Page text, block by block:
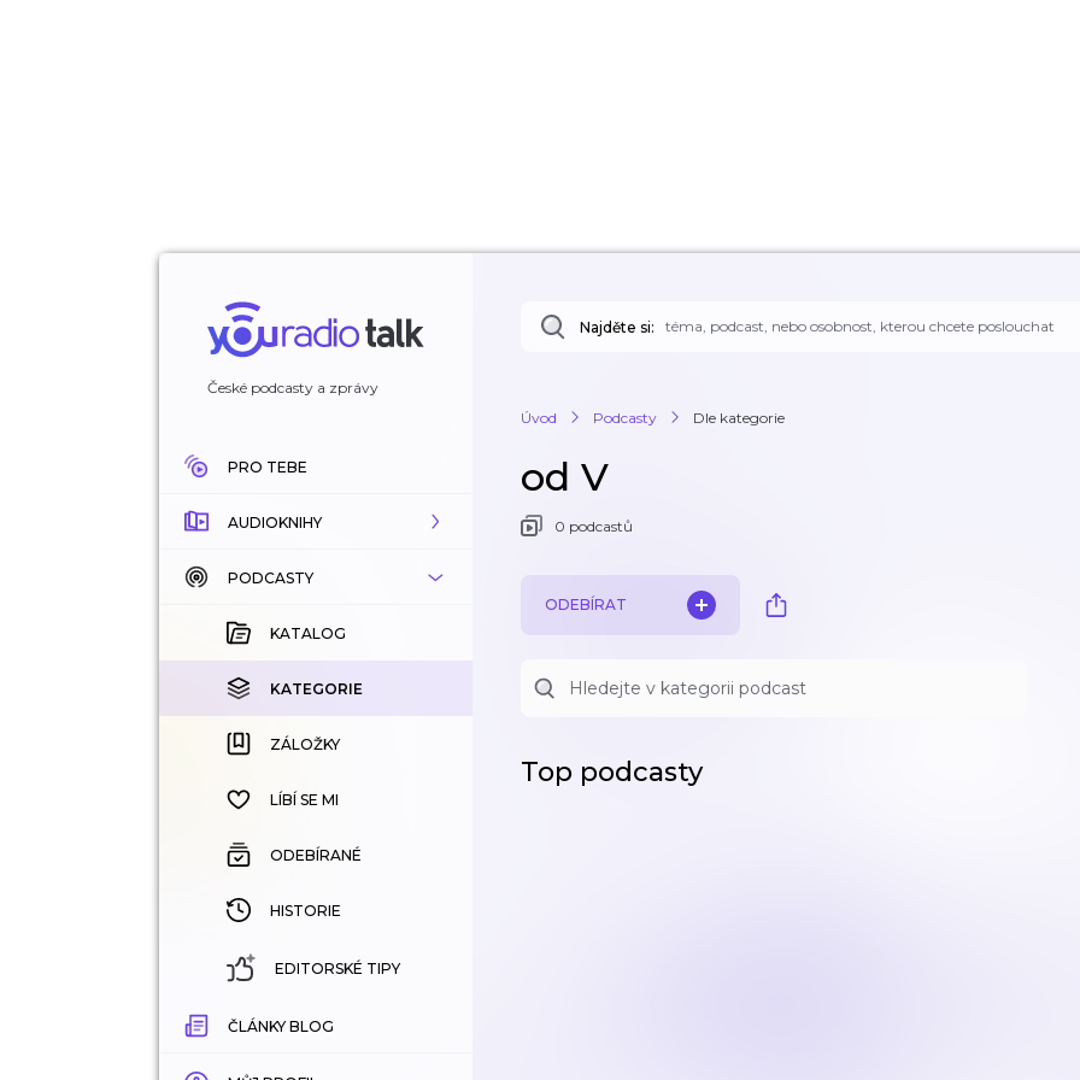
České podcasty a zprávy
PRO TEBE
AUDIOKNIHY
KATALOG
KOUPENÉ
KATEGORIE
ZÁLOŽKY
HISTORIE
PODCASTY
KATALOG
KATEGORIE
ZÁLOŽKY
LÍBÍ SE MI
ODEBÍRANÉ
HISTORIE
EDITORSKÉ TIPY
ČLÁNKY BLOG
Najděte si:
Úvod Podcasty Dle kategorie
od V
0 podcastů
ODEBÍRAT
Top podcasty